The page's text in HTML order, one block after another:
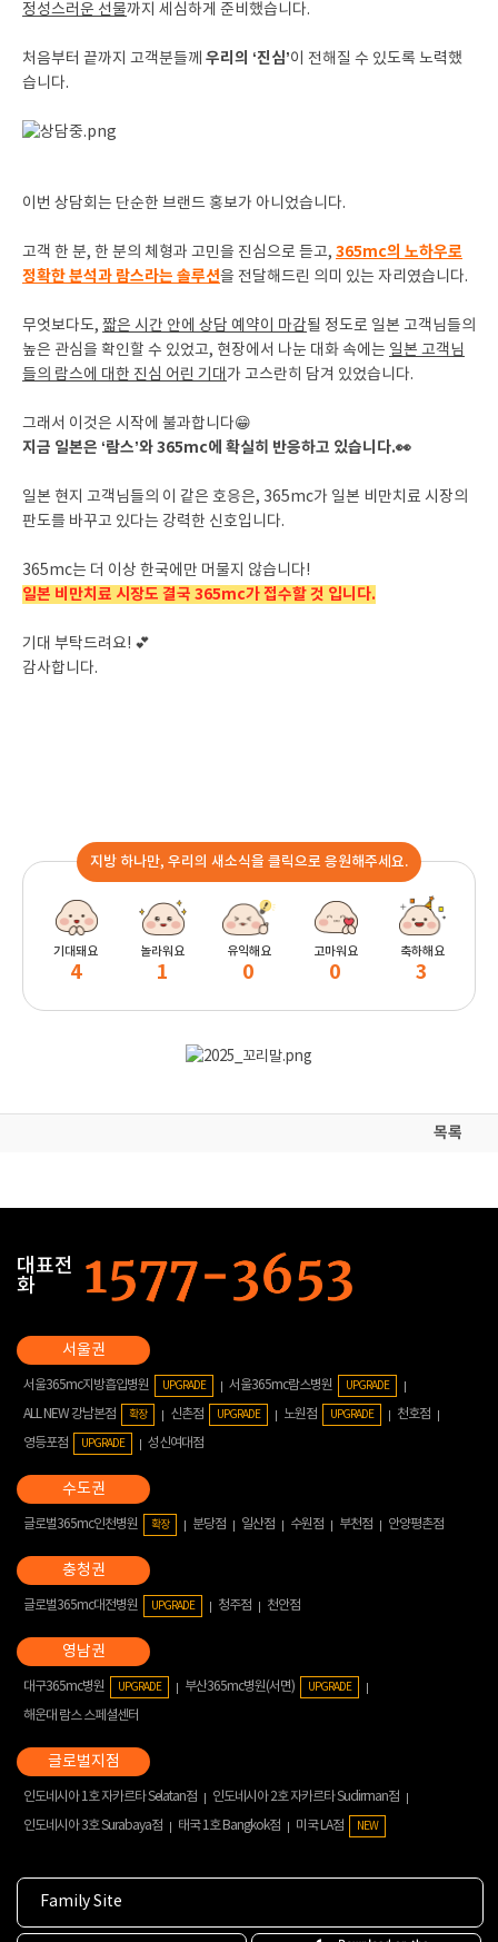
정성스러운 선물까지 세심하게 준비했습니다.
처음부터 끝까지 고객분들께 우리의 ‘진심’이 전해질 수 있도록 노력했
습니다.
이번 상담회는 단순한 브랜드 홍보가 아니었습니다.
고객 한 분, 한 분의 체형과 고민을 진심으로 듣고, 365mc의 노하우로
정확한 분석과 람스라는 솔루션을 전달해드린 의미 있는 자리였습니다.
무엇보다도, 짧은 시간 안에 상담 예약이 마감될 정도로 일본 고객님들의
높은 관심을 확인할 수 있었고, 현장에서 나눈 대화 속에는 일본 고객님
들의 람스에 대한 진심 어린 기대 가 고스란히 담겨 있었습니다.
그래서 이것은 시작에 불과합니다😁
지금 일본은 ‘람스’와 365mc에 확실히 반응하고 있습니다.👀
일본 현지 고객님들의 이 같은 호응은, 365mc가 일본 비만치료 시장의
판도를 바꾸고 있다는 강력한 신호입니다.
365mc는 더 이상 한국에만 머물지 않습니다!
일본 비만치료 시장도 결국 365mc가 접수할 것 입니다.
기대 부탁드려요! 💕
감사합니다.
지방 하나만, 우리의 새소식을 클릭으로 응원해주세요.
기대돼요
4
놀라워요
1
유익해요
0
고마워요
0
축하해요
3
목록
대표전
화
서울365mc지방흡입병원 UPGRADE 서울365mc람스병원 UPGRADE
ALL NEW 강남본점 확장 신촌점 UPGRADE 노원점 UPGRADE
천호점
영등포점
UPGRADE 성신여대점
글로벌365mc인천병원 확장 분당점 일산점 수원점 부천점 안양평촌점
글로벌365mc대전병원 UPGRADE 청주점 천안점
대구365mc병원 UPGRADE 부산365mc병원(서면) UPGRADE
해운대 람스 스페셜센터
인도네시아 1호 자카르타 Selatan점
인도네시아 2호 자카르타 Sudirman점
인도네시아 3호 Surabaya점
태국 1호 Bangkok점 미국 LA점 NEW
Family Site